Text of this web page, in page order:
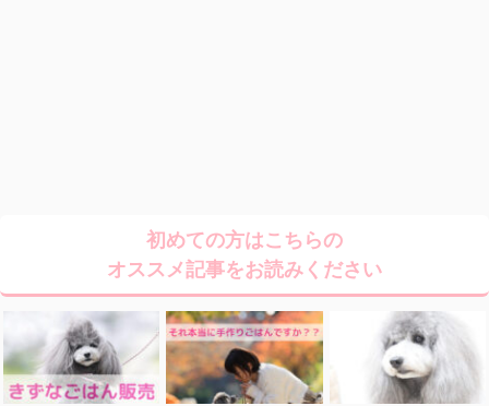
初めての方はこちらの
オススメ記事をお読みください